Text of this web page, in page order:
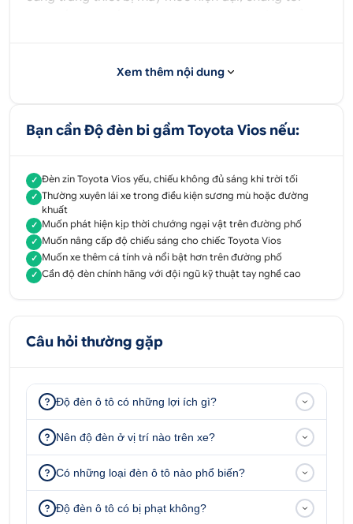
Địa chỉ:52 - 58 Đường số 1, P.Bình Trị Đông B,
51 - 55 Đường số 7, P.An Lạc A, Q.Bình Tân,
Tp.HCM
Xem thêm nội dung
Bạn cần Độ đèn bi gầm Toyota Vios nếu:
✓ Đèn zin Toyota Vios yếu, chiếu không đủ sáng khi trời tối
✓ Thường xuyên lái xe trong điều kiện sương mù hoặc đường
khuất
✓ Muốn phát hiện kịp thời chướng ngại vật trên đường phố
✓ Muốn nâng cấp độ chiếu sáng cho chiếc Toyota Vios
✓ Muốn xe thêm cá tính và nổi bật hơn trên đường phố
✓ Cần độ đèn chính hãng với đội ngũ kỹ thuật tay nghề cao
Câu hỏi thường gặp
Độ đèn ô tô có những lợi ích gì?
Nên độ đèn ở vị trí nào trên xe?
Có những loại đèn ô tô nào phổ biến?
Độ đèn ô tô có bị phạt không?